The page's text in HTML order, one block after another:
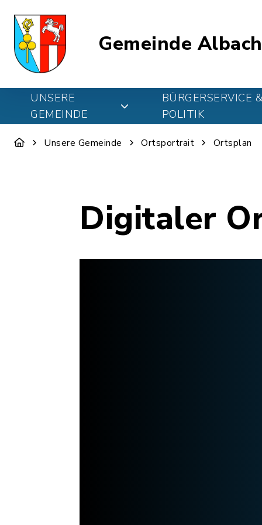
Gemeinde
UNSERE
GEMEINDE
BÜRGERSERVICE
POLITIK
Unsere Gemeinde Ortsportrait Ortsplan
Digitaler